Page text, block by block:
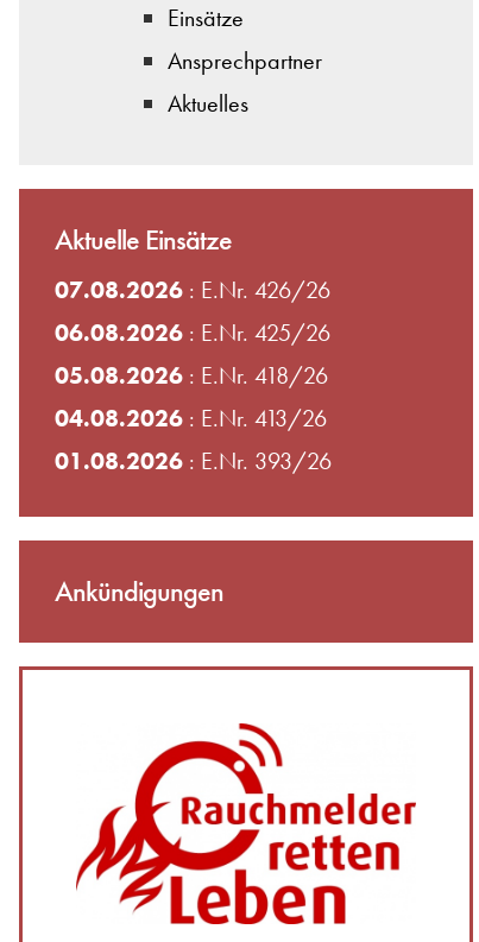
Einsätze
Ansprechpartner
Aktuelles
Aktuelle Einsätze
07.08.2026: E.Nr. 426/26
06.08.2026: E.Nr. 425/26
05.08.2026: E.Nr. 418/26
04.08.2026: E.Nr. 413/26
01.08.2026: E.Nr. 393/26
Ankündigungen